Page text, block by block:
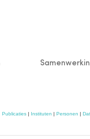
Publicaties| Instituten | Personen |